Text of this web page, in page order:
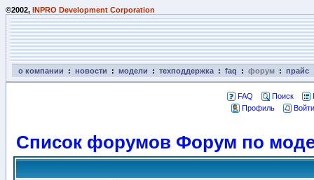
©2002, INPRO Development Corporation
о компании : новости : модели : техподдержка : faq : форум : прайс
FAQ Поиск
Профиль
Список форумов Форум по